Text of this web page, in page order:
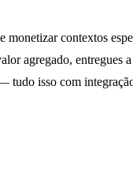
monetizar contextos
agregado, entregues
tudo isso com